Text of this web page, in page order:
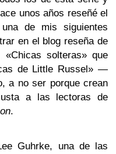
unos años reseñé el
de mis siguientes
en el blog reseña de
solteras» que
de Little Russel» —
a no ser porque crean
a las lectoras de
.
Guhrke, una de las